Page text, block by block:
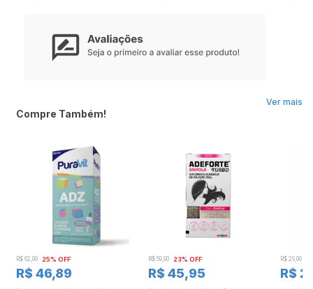
Ver mais
Compre Também!
R$ 62,90 25% OFF
R$ 46,89
R$ 59,90 23% OFF
R$ 45,95
R$ 29,90
R$